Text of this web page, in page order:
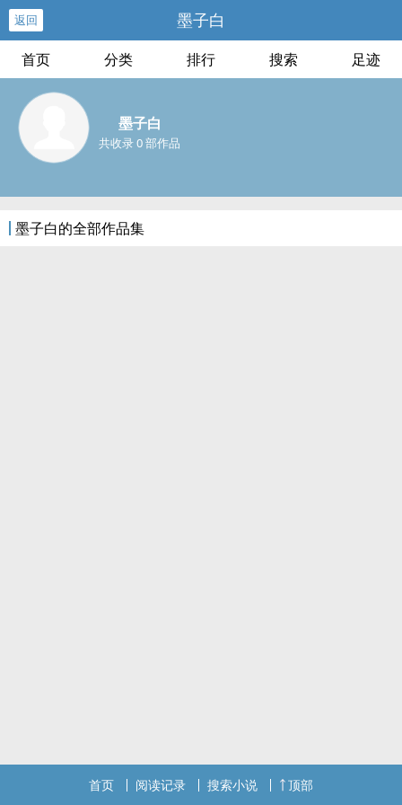
返回 墨子白
首页 分类 排行 搜索 足迹
墨子白
共收录 0 部作品
墨子白的全部作品集
首页 阅读记录 搜索小说 顶部